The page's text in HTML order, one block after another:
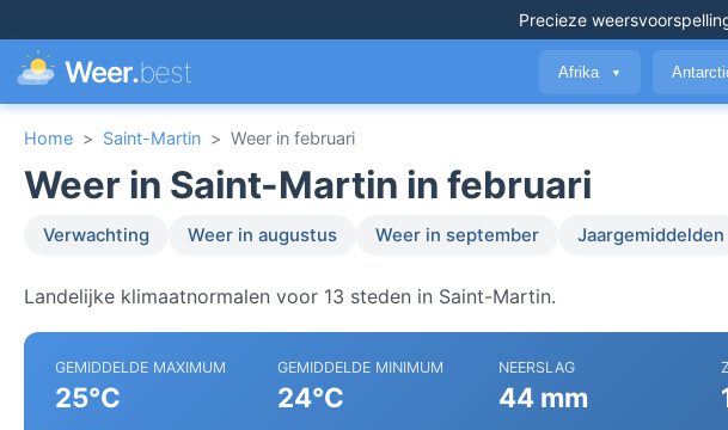
Precieze
Weer.best Afrika ▼
Home > Saint-Martin > Weer in februari
Weer in Saint-Martin in februari
Verwachting Weer in augustus Weer in september Jaargemiddelden
Landelijke klimaatnormalen voor 13 steden in Saint-Martin.
GEMIDDELDE MAXIMUM
25°C
GEMIDDELDE MINIMUM
24°C
NEERSLAG
44 mm